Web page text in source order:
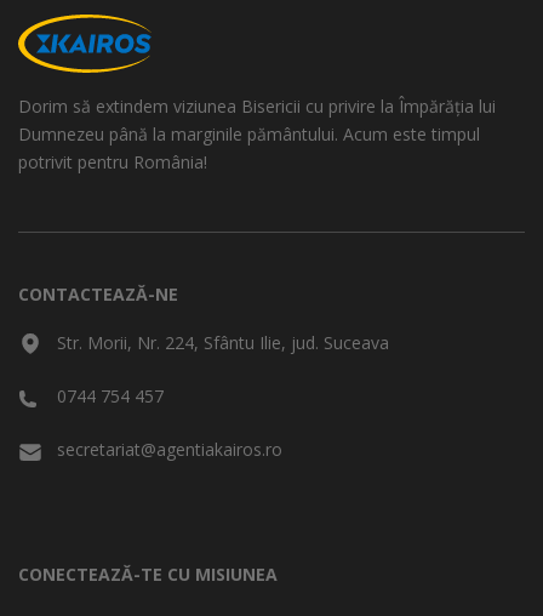
Dorim să extindem viziunea Bisericii cu privire la Împărăția lui
Dumnezeu până la marginile pământului. Acum este timpul
potrivit pentru România!
CONTACTEAZĂ-NE
Str. Morii, Nr. 224, Sfântu Ilie, jud. Suceava
0744 754 457
secretariat@agentiakairos.ro
CONECTEAZĂ-TE CU MISIUNEA